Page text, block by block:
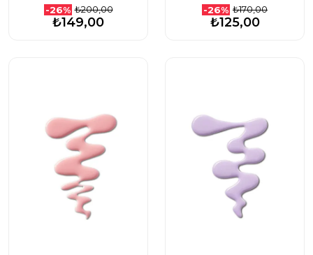
-26% ₺200,00
₺149,00
-26% ₺170,00
₺125,00